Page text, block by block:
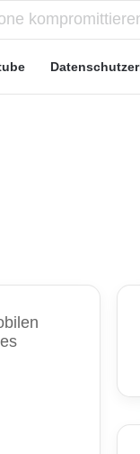
Vorteile?